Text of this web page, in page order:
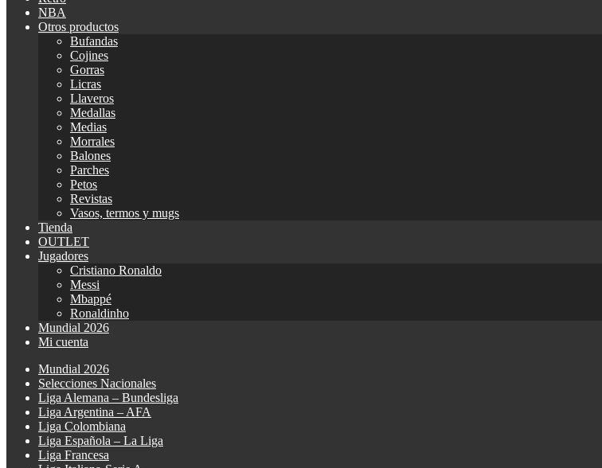
NBA
Otros productos
Bufandas
Cojines
Gorras
Licras
Llaveros
Medallas
Medias
Morrales
Balones
Parches
Petos
Revistas
Vasos, termos y mugs
Tienda
OUTLET
Jugadores
Cristiano Ronaldo
Messi
Mbappé
Ronaldinho
Mundial 2026
Mi cuenta
Mundial 2026
Selecciones Nacionales
Liga Alemana – Bundesliga
Liga Argentina – AFA
Liga Colombiana
Liga Española – La Liga
Liga Francesa